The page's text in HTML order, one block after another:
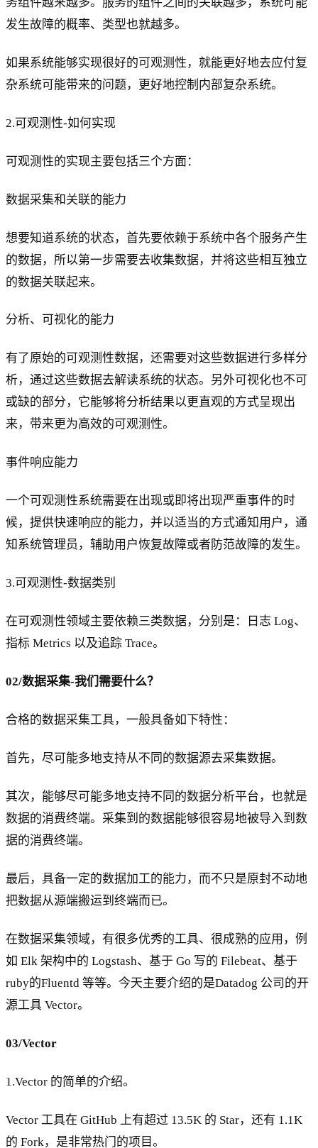
发生故障的概率、类型也就越多。
如果系统能够实现很好的可观测性，就能更好地去应付复
杂系统可能带来的问题，更好地控制内部复杂系统。
2.可观测性-如何实现
可观测性的实现主要包括三个方面：
数据采集和关联的能力
想要知道系统的状态，首先要依赖于系统中各个服务产生
的数据，所以第一步需要去收集数据，并将这些相互独立
的数据关联起来。
分析、可视化的能力
有了原始的可观测性数据，还需要对这些数据进行多样分
析，通过这些数据去解读系统的状态。另外可视化也不可
或缺的部分，它能够将分析结果以更直观的方式呈现出
来，带来更为高效的可观测性。
事件响应能力
一个可观测性系统需要在出现或即将出现严重事件的时
候，提供快速响应的能力，并以适当的方式通知用户，通
知系统管理员，辅助用户恢复故障或者防范故障的发生。
3.可观测性-数据类别
在可观测性领域主要依赖三类数据，分别是：日志 Log、
指标 Metrics 以及追踪 Trace。
02/数据采集-我们需要什么？
合格的数据采集工具，一般具备如下特性：
首先，尽可能多地支持从不同的数据源去采集数据。
其次，能够尽可能多地支持不同的数据分析平台，也就是
数据的消费终端。采集到的数据能够很容易地被导入到数
据的消费终端。
最后，具备一定的数据加工的能力，而不只是原封不动地
把数据从源端搬运到终端而已。
在数据采集领域，有很多优秀的工具、很成熟的应用，例
如 Elk 架构中的 Logstash、基于 Go 写的 Filebeat、基于
ruby的Fluentd 等等。今天主要介绍的是Datadog 公司的开
源工具 Vector。
03/Vector
1.Vector 的简单的介绍。
Vector 工具在 GitHub 上有超过 13.5K 的 Star，还有 1.1K
的 Fork，是非常热门的项目。